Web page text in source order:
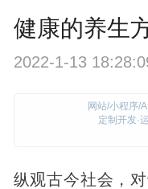
健康的养生
2022-1-13
网站/小程序/
定制开发·
纵观古今社会，